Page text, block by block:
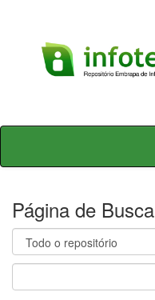
Skip
Página de Busca